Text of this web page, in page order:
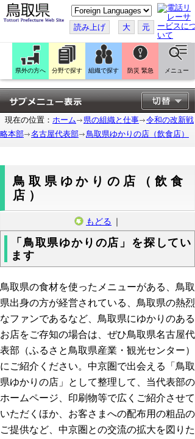
こ
の
ペ
ー
ジ
翻
訳
す
る
読み上げ 大 元
県外の方へ 分野で探す 組織で探す 防災 緊急 メニュー
現在の位置： ホーム 県の組織と仕事
令和の改新戦
略本部
名古屋代表部 鳥取県ゆかりの店（飲食店）
鳥取県ゆかりの店（飲食
店）
もどる ｜
「鳥取県ゆかりの店」を探してい
ます
鳥取県の食材を使ったメニューがある、鳥取
県出身の方が経営されている、鳥取県の熱烈
なファンであるなど、鳥取県にゆかりのある
お店をご存知の場合は、ぜひ鳥取県名古屋代
表部（ふるさと鳥取県産業・観光センター）
にご紹介ください。中京圏で出会える「鳥取
県ゆかりの店」として整理して、当代表部の
ホームページ、印刷物等で広くご紹介させて
いただくほか、お客さまへの配布用の粗品の
ご提供など、中京圏との交流の拡大を図りた